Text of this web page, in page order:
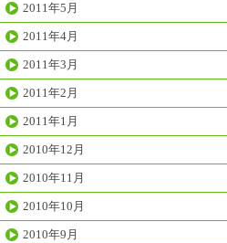
2011年5月
2011年4月
2011年3月
2011年2月
2011年1月
2010年12月
2010年11月
2010年10月
2010年9月